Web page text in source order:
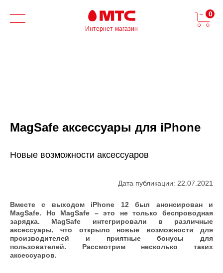
Интернет-магазин
0
MagSafe аксессуары для iPhone
Новые возможности аксессуаров
Дата публикации: 22.07.2021
Вместе с выходом iPhone 12 был анонсирован и
MagSafe. Но MagSafe
– это не только беспроводная
зарядка. MagSafe интегрировали в различные
аксессуары, что открыло новые возможности для
производителей и приятные бонусы для
пользователей. Рассмотрим несколько таких
аксессуаров.